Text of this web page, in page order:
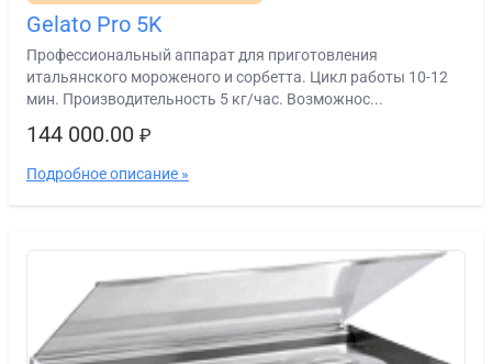
Gelato Pro 5K
Профессиональный аппарат для приготовления
итальянского мороженого и сорбетта. Цикл работы 10-12
мин. Производительность 5 кг/час. Возможнос...
144 000.00 ₽
Подробное описание »